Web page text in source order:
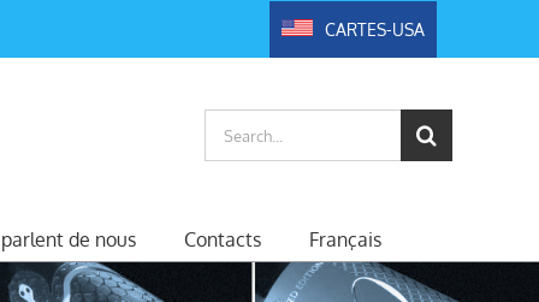
CARTES-USA
Search
for:
de nous Contacts Français